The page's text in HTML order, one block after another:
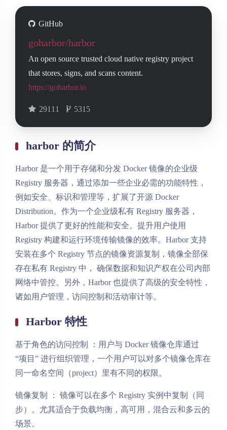
GitHub
goharbor/harbor
An open source trusted cloud native registry project
that stores, signs, and scans content.
https://goharbor.io
29111 5315
harbor 的简介
Harbor 是一个用于存储和分发 Docker 镜像的企业级
Registry 服务器，通过添加一些企业必需的功能特性，
例如安全、标识和管理等，扩展了开源 Docker
Distribution。作为一个企业级私有 Registry 服务器，
Harbor 提供了更好的性能和安全。提升用户使用
Registry 构建和运行环境传输镜像的效率。Harbor 支持
安装在多个 Registry 节点的镜像资源复制，镜像全部保
存在私有 Registry 中， 确保数据和知识产权在公司内部
网络中管控。另外，Harbor 也提供了高级的安全特性，
诸如用户管理，访问控制和活动审计等。
Harbor 特性
基于角色的访问控制 ：用户与 Docker 镜像仓库通过
“项目” 进行组织管理，一个用户可以对多个镜像仓库在
同一命名空间（project）里有不同的权限。
镜像复制 ： 镜像可以在多个 Registry 实例中复制（同
步）。尤其适合于负载均衡，高可用，混合云和多云的
场景。